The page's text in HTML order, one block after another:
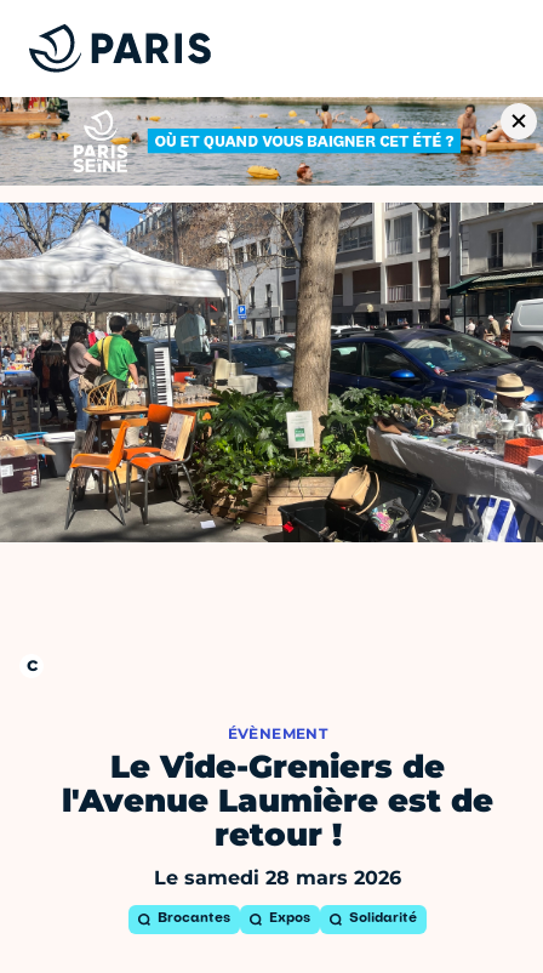
ÉVÈNEMENT
Le Vide-Greniers de
l'Avenue Laumière est de
retour !
Le samedi 28 mars 2026
Brocantes Expos Solidarité